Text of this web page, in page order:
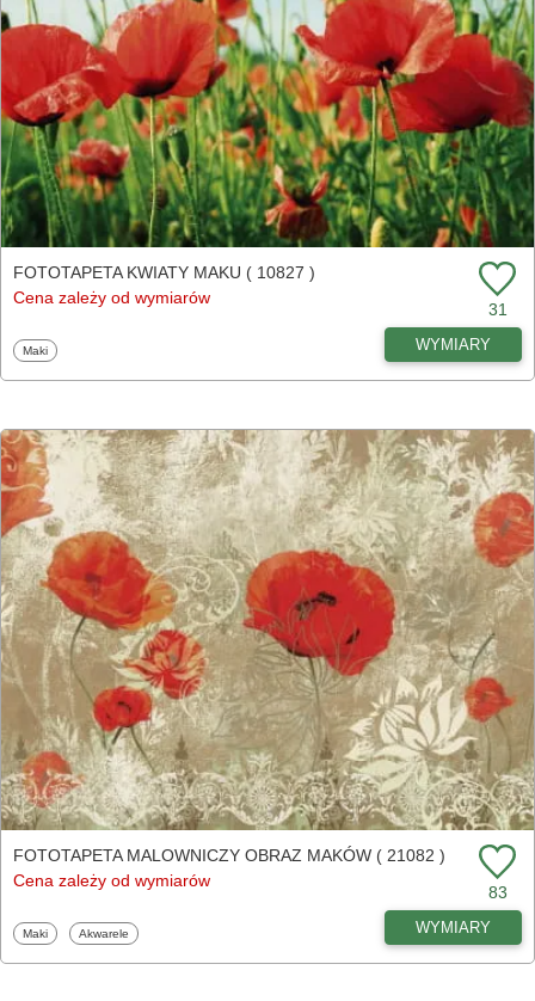
FOTOTAPETA KWIATY MAKU ( 10827 )
Cena zależy od wymiarów
31
Fototapety
Maki WYMIARY
FOTOTAPETA MALOWNICZY OBRAZ MAKÓW ( 21082 )
Cena zależy od wymiarów
83
Fototapety
Maki Fototapety
Akwarele WYMIARY